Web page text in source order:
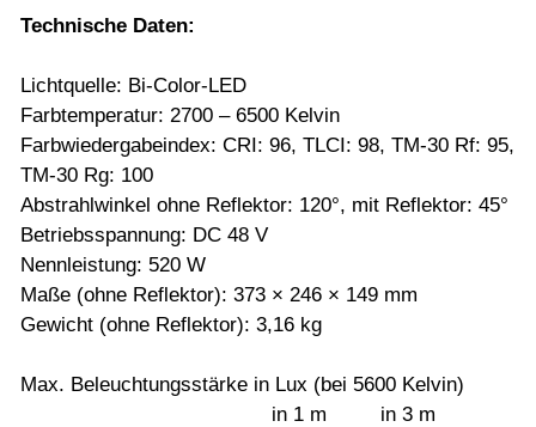
Technische Daten:
Lichtquelle: Bi-Color-LED
Farbtemperatur: 2700 – 6500 Kelvin
Farbwiedergabeindex: CRI: 96, TLCI: 98, TM-30 Rf: 95,
TM-30 Rg: 100
Abstrahlwinkel ohne Reflektor: 120°, mit Reflektor: 45°
Betriebsspannung: DC 48 V
Nennleistung: 520 W
Maße (ohne Reflektor): 373 × 246 × 149 mm
Gewicht (ohne Reflektor): 3,16 kg
Max. Beleuchtungsstärke in Lux (bei 5600 Kelvin)
in 1 m in 3 m